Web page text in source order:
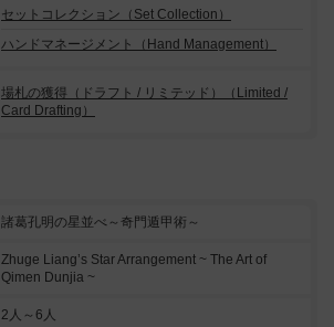
セットコレクション（Set Collection）
ハンドマネージメント（Hand Management）
場札の獲得（ドラフト / リミテッド）（Limited /
Card Drafting）
諸葛孔明の星並べ～奇門遁甲術～
Zhuge Liang’s Star Arrangement ~ The Art of
Qimen Dunjia ~
2人～6人